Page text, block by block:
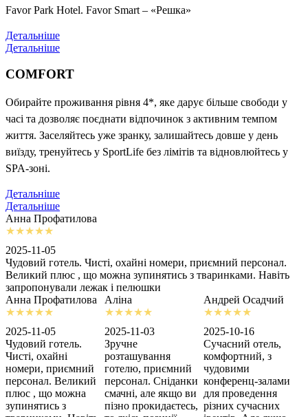
Favor Park Hotel. Favor Smart – «Решка»
Детальніше
Детальніше
COMFORT
Обирайте проживання рівня 4*, яке дарує більше свободи у
часі та дозволяє поєднати відпочинок з активним темпом
життя. Заселяйтесь уже зранку, залишайтесь довше у день
виїзду, тренуйтесь у SportLife без лімітів та відновлюйтесь у
SPA-зоні.
Детальніше
Детальніше
Анна Профатилова
2025-11-05
Чудовий готель. Чисті, охайні номери, приємний персонал.
Великий плюс , що можна зупинятись з тваринками. Навіть
запропонували лежак і пелюшки
Анна Профатилова
2025-11-05
Чудовий готель.
Чисті, охайні
номери, приємний
персонал. Великий
плюс , що можна
зупинятись з
Аліна
2025-11-03
Зручне
розташування
готелю, приємний
персонал. Сніданки
смачні, але якщо ви
пізно прокидаєтесь,
Андрей Осадчий
2025-10-16
Сучасний отель,
комфортний, з
чудовими
конференц-залами
для проведення
різних сучасних